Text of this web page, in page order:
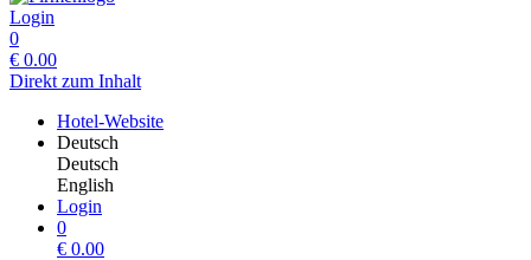
Login
0
€ 0.00
Direkt zum Inhalt
Hotel-Website
Deutsch
Deutsch
English
Login
0
€ 0.00